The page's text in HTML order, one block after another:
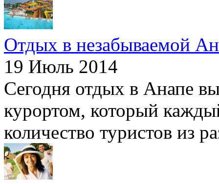
Отдых в незабываемой
19 Июль 2014
Сегодня отдых в Анапе
курортом, который
количество туристов из